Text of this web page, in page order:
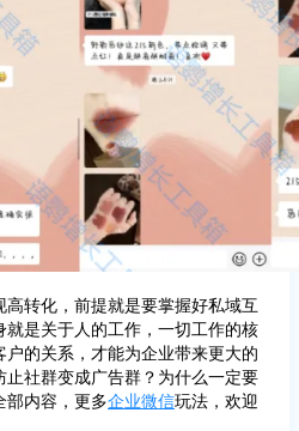
转化，前提就是要掌握好私域互
是关于人的工作，一切工作的核
的关系，才能为企业带来更大的
社群变成广告群？为什么一定要
部内容，更多企业微信玩法，欢迎